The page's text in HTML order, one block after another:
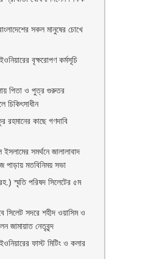
সকল মানুষের চোখে
বৃক্ষরোপণ কর্মসূচি
পিতা ও পুত্র গুরুতর
চিকিৎসাধীন
রহমানের কাছে গণদাবি
ইসলামের সমর্থনে জালালাবাদ
পাড়ায় মতবিনিময় সভা
স্মৃতি পরিষদ সিলেটের ৫ম
সিলেট সদরে শহীদ ওয়াসিম ও
জামায়াত নেতৃবৃন্দ
ফাস্ট মিটিং ও কলার